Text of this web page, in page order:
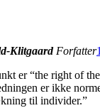
Klitgaard Forfatter
er “the right of
er ikke
til individer.”